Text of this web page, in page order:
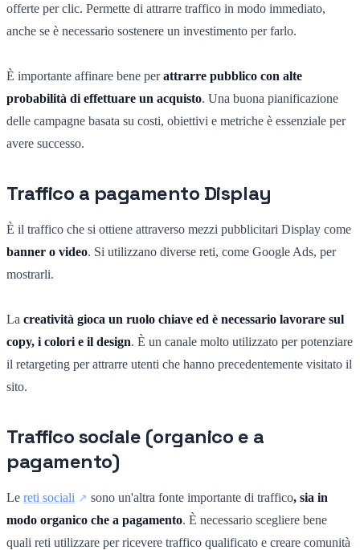
offerte per clic. Permette di attrarre traffico in modo immediato,
anche se è necessario sostenere un investimento per farlo.
È importante affinare bene perattrarre pubblico con alte
probabilità di effettuare un acquisto. Una buona pianificazione
delle campagne basata su costi, obiettivi e metriche è essenziale per
avere successo.
Traffico a pagamento Display
È il traffico che si ottiene attraverso mezzi pubblicitari Display come
banner o video. Si utilizzano diverse reti, come Google Ads, per
mostrarli.
La creatività gioca un ruolo chiave ed è necessario lavorare sul
copy, i colori e il design. È un canale molto utilizzato per potenziare
il retargeting per attrarre utenti che hanno precedentemente visitato il
sito.
Traffico sociale (organico e a
pagamento)
Le reti sociali sono un'altra fonte importante di traffico, sia in
modo organico che a pagamento. È necessario scegliere bene
quali reti utilizzare per ricevere traffico qualificato e creare comunità